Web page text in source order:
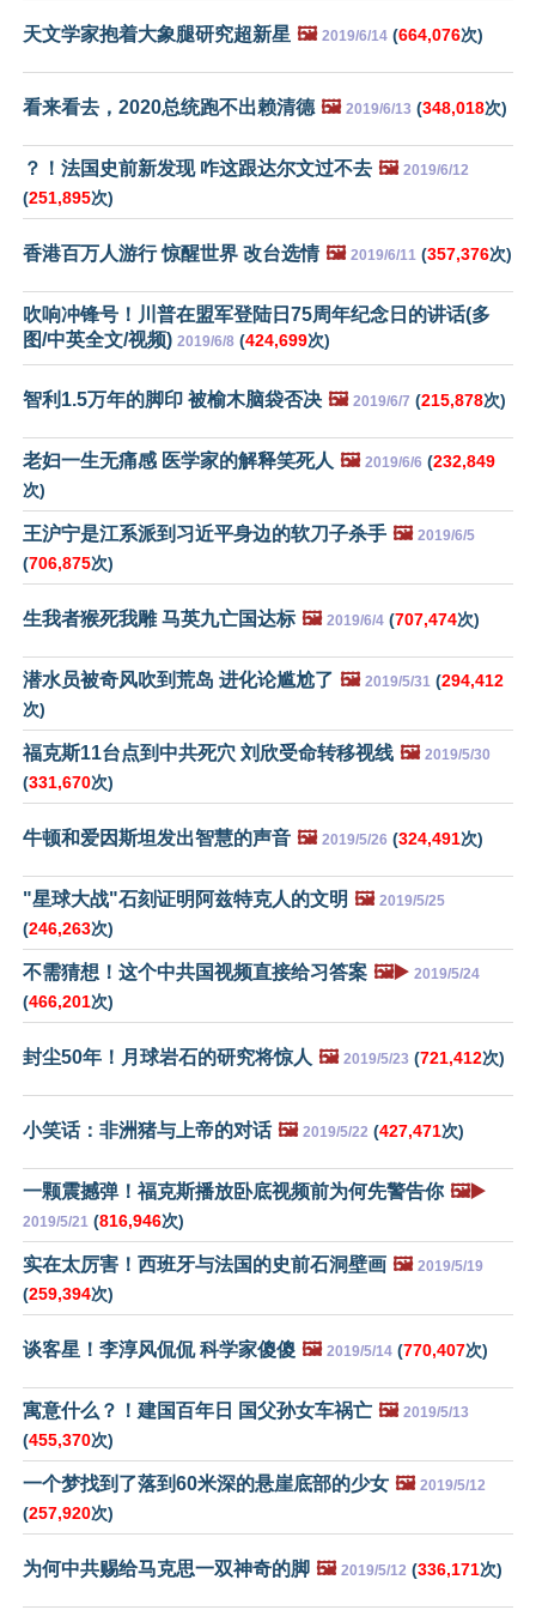
天文学家抱着大象腿研究超新星 🖼️ 2019/6/14 (664,076次)
看来看去，2020总统跑不出赖清德 🖼️ 2019/6/13 (348,018次)
？！法国史前新发现 咋这跟达尔文过不去 🖼️ 2019/6/12
(251,895次)
香港百万人游行 惊醒世界 改台选情 🖼️ 2019/6/11 (357,376次)
吹响冲锋号！川普在盟军登陆日75周年纪念日的讲话(多
图/中英全文/视频) 2019/6/8 (424,699次)
智利1.5万年的脚印 被榆木脑袋否决 🖼️ 2019/6/7 (215,878次)
老妇一生无痛感 医学家的解释笑死人 🖼️ 2019/6/6 (232,849
次)
王沪宁是江系派到习近平身边的软刀子杀手 🖼️ 2019/6/5
(706,875次)
生我者猴死我雕 马英九亡国达标 🖼️ 2019/6/4 (707,474次)
潜水员被奇风吹到荒岛 进化论尴尬了 🖼️ 2019/5/31 (294,412
次)
福克斯11台点到中共死穴 刘欣受命转移视线 🖼️ 2019/5/30
(331,670次)
牛顿和爱因斯坦发出智慧的声音 🖼️ 2019/5/26 (324,491次)
"星球大战"石刻证明阿兹特克人的文明 🖼️ 2019/5/25
(246,263次)
不需猜想！这个中共国视频直接给习答案 🖼️▶️ 2019/5/24
(466,201次)
封尘50年！月球岩石的研究将惊人 🖼️ 2019/5/23 (721,412次)
小笑话：非洲猪与上帝的对话 🖼️ 2019/5/22 (427,471次)
一颗震撼弹！福克斯播放卧底视频前为何先警告你 🖼️▶️
2019/5/21 (816,946次)
实在太厉害！西班牙与法国的史前石洞壁画 🖼️ 2019/5/19
(259,394次)
谈客星！李淳风侃侃 科学家傻傻 🖼️ 2019/5/14 (770,407次)
寓意什么？！建国百年日 国父孙女车祸亡 🖼️ 2019/5/13
(455,370次)
一个梦找到了落到60米深的悬崖底部的少女 🖼️ 2019/5/12
(257,920次)
为何中共赐给马克思一双神奇的脚 🖼️ 2019/5/12 (336,171次)